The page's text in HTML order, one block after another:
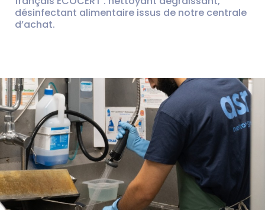
désinfectant alimentaire issus de notre centrale
d’achat.